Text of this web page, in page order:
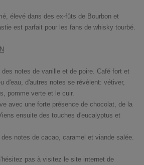
élevé dans des ex-fûts de Bourbon et
est parfait pour les fans de whisky tourbé.
notes de vanille et de poire. Café fort et
d'eau, d'autres notes se révèlent: vétiver,
pomme verte et le cuir.
avec une forte présence de chocolat, de la
ensuite des touches d'eucalyptus et
notes de cacao, caramel et viande salée.
pas à visitez le site internet de